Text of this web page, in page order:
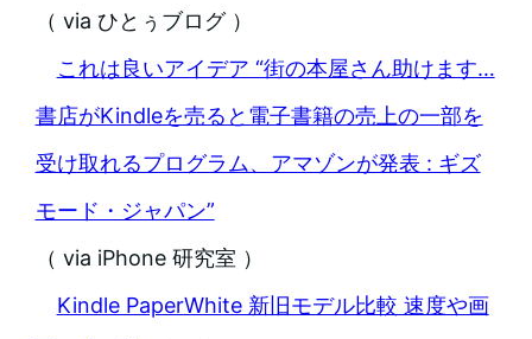
（ via ひとぅブログ ）
これは良いアイデア “街の本屋さん助けます…
書店がKindleを売ると電子書籍の売上の一部を
受け取れるプログラム、アマゾンが発表 : ギズ
モード・ジャパン”
（ via iPhone 研究室 ）
Kindle PaperWhite 新旧モデル比較 速度や画